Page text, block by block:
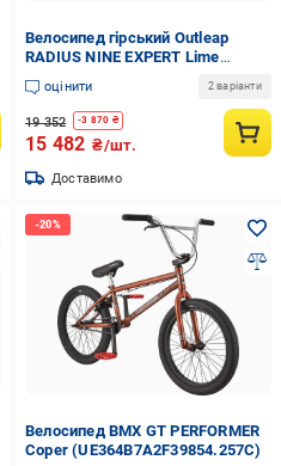
Велосипед гірський Outleap
RADIUS NINE EXPERT Lime
Punch/Black
(UFP6FDCBF64A654.4119)
оцінити 2 варіанти
19 352 -3 870 ₴
15 482 ₴/шт.
Доставимо
Велосипед BMX GT PERFORMER
Coper (UE364B7A2F39854.257C)